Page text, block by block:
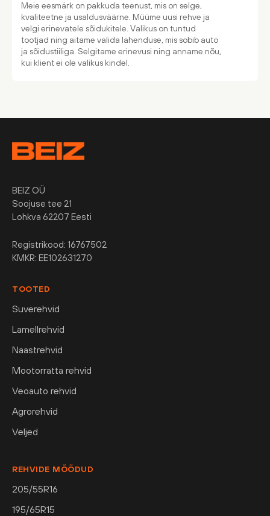
Meie eesmärk on pakkuda teenust, mis on selge,
kvaliteetne ja usaldusväärne. Müüme uusi rehve ja
velgi erinevatele sõidukitele. Valikus on tuntud
tootjad ning aitame valida lahenduse, mis sobib auto
ja sõidustiiliga. Selgitame erinevusi ning anname nõu,
kui klient ei ole valikus kindel.
BEIZ OÜ
Soojuse tee 21
Lohkva 62207 Eesti
Registrikood: 16767502
KMKR: EE102631270
TOOTED
Suverehvid
Lamellrehvid
Naastrehvid
Mootorratta rehvid
Veoauto rehvid
Agrorehvid
Veljed
REHVIDE MÕÕDUD
205/55R16
195/65R15